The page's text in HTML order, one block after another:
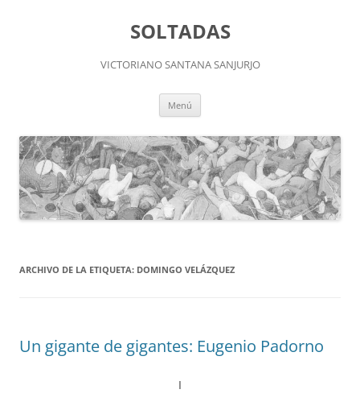
SOLTADAS
VICTORIANO SANTANA SANJURJO
Menú
ARCHIVO DE LA ETIQUETA: DOMINGO VELÁZQUEZ
Un gigante de gigantes: Eugenio Padorno
I